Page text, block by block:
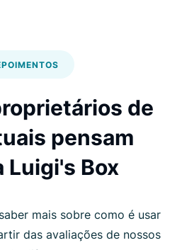
de
pensam
Luigi's Box
mais sobre como é usar
das avaliações de nossos